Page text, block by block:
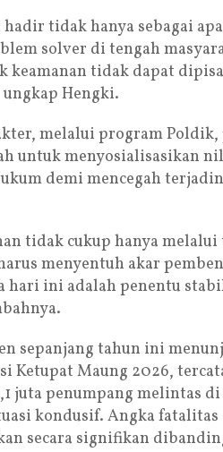
tidak hanya sebagai
solver di tengah
keamanan tidak dapat
Hengki.
melalui program Poldik,
untuk menyosialisasikan
demi mencegah
tidak cukup hanya
menyentuh akar
hari ini adalah penentu
sepanjang tahun ini
Ketupat Maung 2026,
juta penumpang melintas
kondusif. Angka fatalitas
secara signifikan